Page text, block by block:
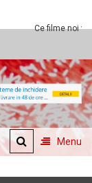
noi vedem la
Menu